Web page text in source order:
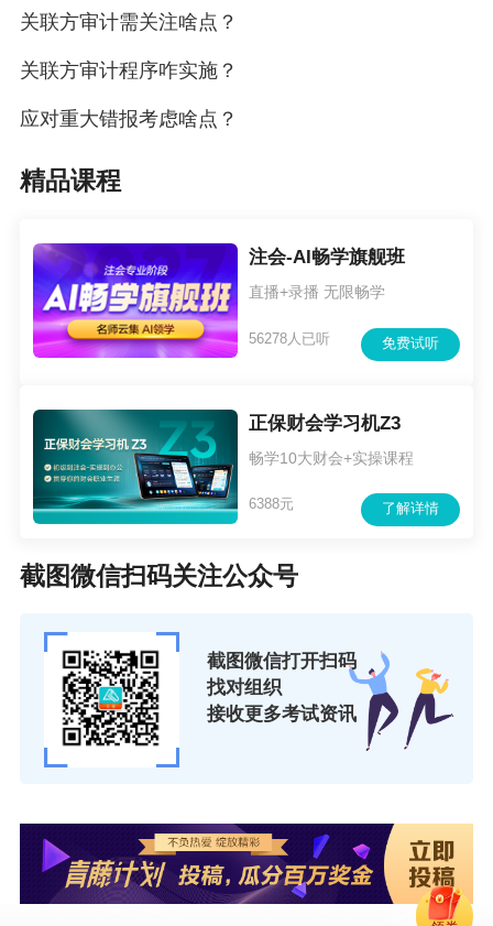
关联方审计需关注啥点？
关联方审计程序咋实施？
应对重大错报考虑啥点？
精品课程
注会-AI畅学旗舰班
直播+录播 无限畅学
免费试听
56278人已听
正保财会学习机Z3
畅学10大财会+实操课程
了解详情
6388元
截图微信扫码关注公众号
截图微信打开扫码
找对组织
接收更多考试资讯